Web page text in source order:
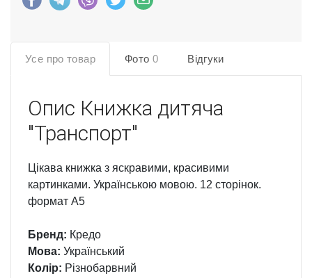
Усе про товар Фото 0 Відгуки
Опис Книжка дитяча
"Транспорт"
Цікава книжка з яскравими, красивими
картинками. Українською мовою. 12 сторінок.
формат А5
Бренд: Кредо
Мова: Український
Колір: Різнобарвний